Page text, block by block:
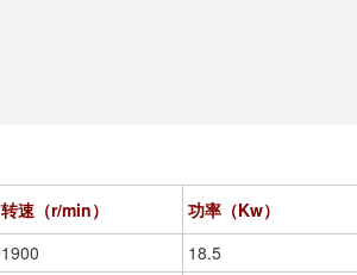
转速（r/min） 功率（Kw）
1900 18.5